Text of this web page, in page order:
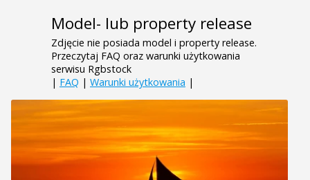
Model- lub property release
Zdjęcie nie posiada model i property release.
Przeczytaj FAQ oraz warunki użytkowania
serwisu Rgbstock
| FAQ | Warunki użytkowania |